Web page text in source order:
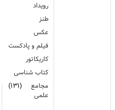
رویداد
طنز
عکس
فیلم و پادکست
کاریکاتور
کتاب شناسی
مجامع
علمی
(۱۳۱)